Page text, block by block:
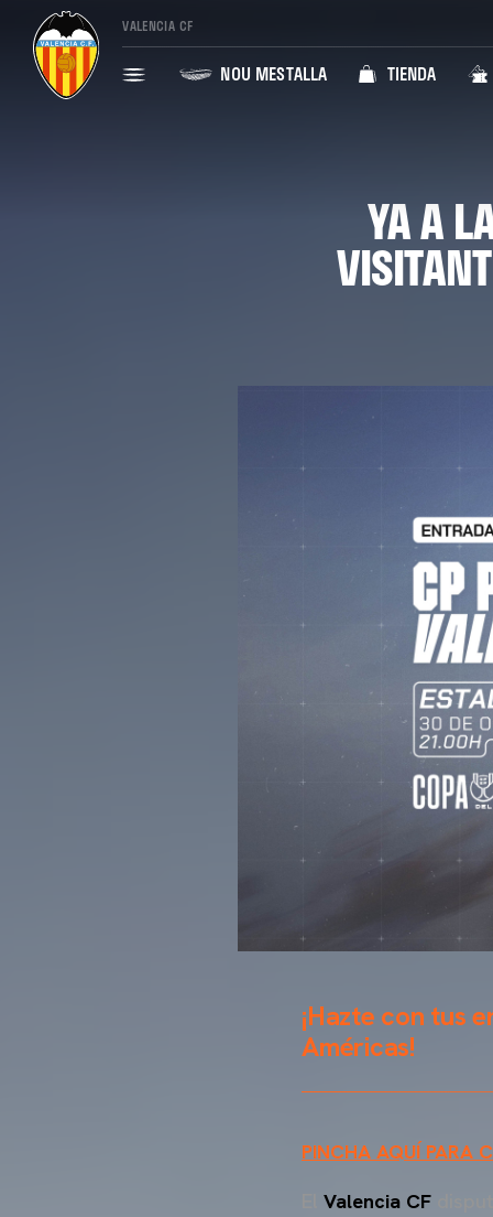
VALENCIA CF
NOU MESTALLA TIENDA
YA A
¡Hazte con tus
Américas!
PINCHA AQUÍ PARA
Valencia CF